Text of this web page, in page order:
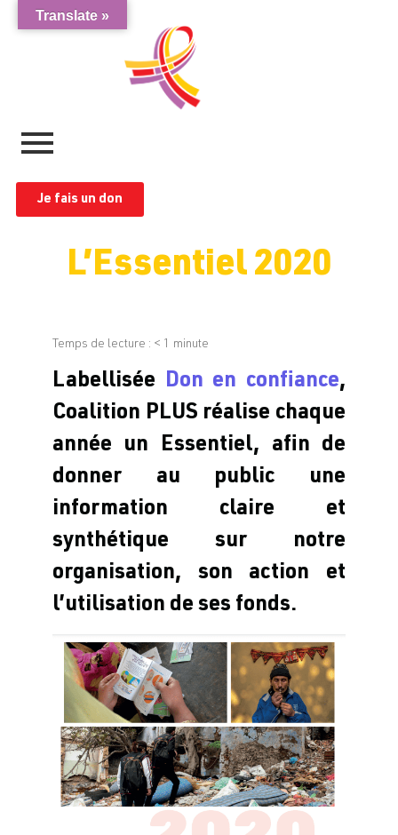
Je fais un don
L’Essentiel 2020
Temps de lecture : < 1 minute
Labellisée Don en confiance,
Coalition PLUS réalise chaque
année un Essentiel, afin de
donner au public une
information claire et
synthétique sur notre
organisation, son action et
l’utilisation de ses fonds.
Translate »